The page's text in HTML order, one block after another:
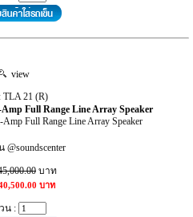
view
TLA 21 (R)
Full Range Line Array Speaker
Full Range Line Array Speaker
บาท
บาท
น :